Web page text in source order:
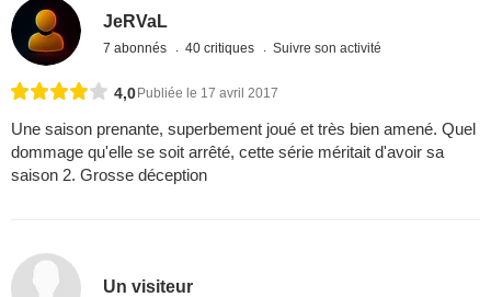
JeRVaL
7 abonnés 40 critiques Suivre son activité
4,0 Publiée le 17 avril 2017
Une saison prenante, superbement joué et très bien amené. Quel
dommage qu'elle se soit arrêté, cette série méritait d'avoir sa
saison 2. Grosse déception
Un visiteur